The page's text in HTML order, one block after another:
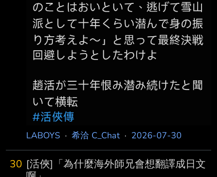
行屍走肉記得也有派生的 不知道他是不是走到
一對兒女被打死 夏侯蘭懸樑自盡的那
LABOYS · 希洽 C_Chat· 2026-07-30
30 [活俠]「為什麼海外師兄會想翻譯成日文